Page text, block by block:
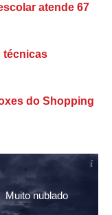
atende 67
técnicas
do Shopping
Muito nublado